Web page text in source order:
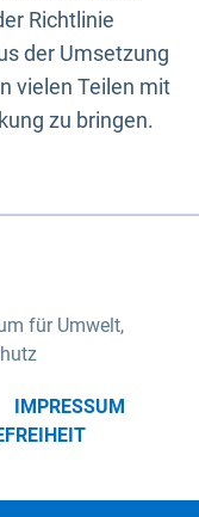
Richtlinie
der Umsetzung
vielen Teilen mit
zu bringen.
für Umwelt,
IMPRESSUM